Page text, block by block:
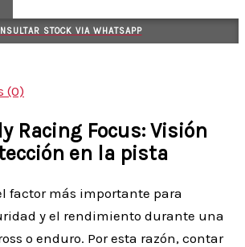
STOCK VIA WHATSAPP
(0)
Racing Focus: Visión
en la pista
factor más importante para
y el rendimiento durante una
o enduro. Por esta razón, contar